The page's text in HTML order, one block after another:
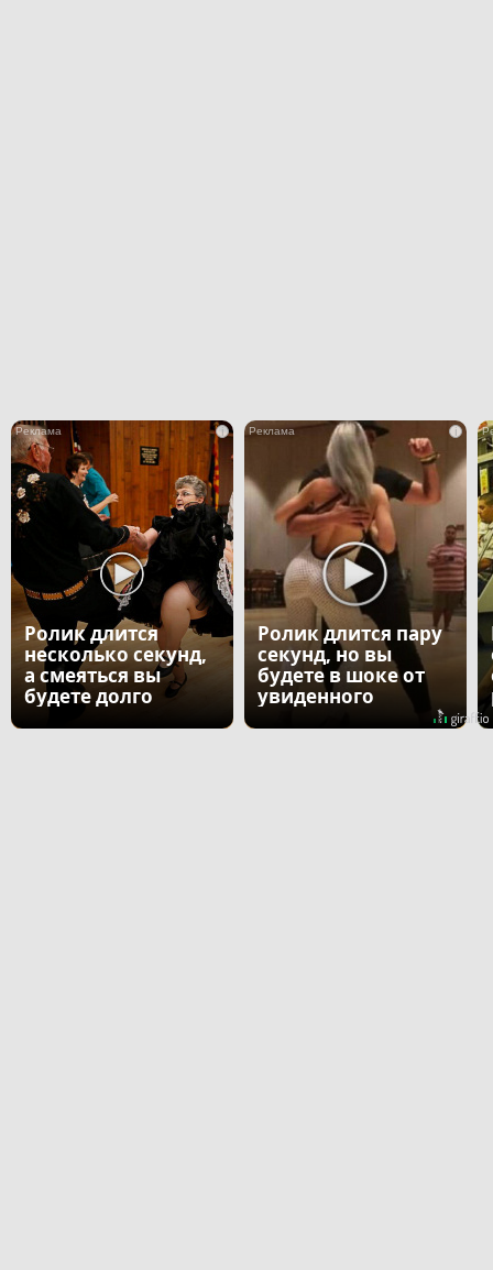
i
Ролик длится
несколько секунд,
а смеяться вы
будете долго
i
Ролик длится пару
секунд, но вы
будете в шоке от
увиденного